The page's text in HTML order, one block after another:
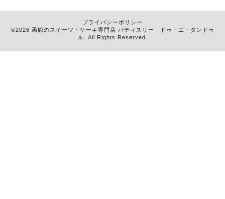
プライバシーポリシー
©2026 函館のスイーツ・ケーキ専門店 パティスリー ドゥ・エ・タンドゥ
ル . All Rights Reserved.